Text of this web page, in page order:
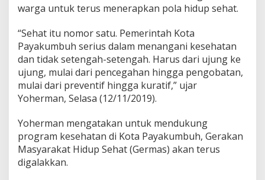
W
g
a
D
i
i
m
u
T
e
warga untuk terus menerapkan pola hidup sehat.
“Sehat itu nomor satu. Pemerintah Kota
Payakumbuh serius dalam menangani kesehatan
dan tidak setengah-setengah. Harus dari ujung ke
ujung, mulai dari pencegahan hingga pengobatan,
mulai dari preventif hingga kuratif,” ujar
Yoherman, Selasa (12/11/2019).
Yoherman mengatakan untuk mendukung
program kesehatan di Kota Payakumbuh, Gerakan
Masyarakat Hidup Sehat (Germas) akan terus
digalakkan.